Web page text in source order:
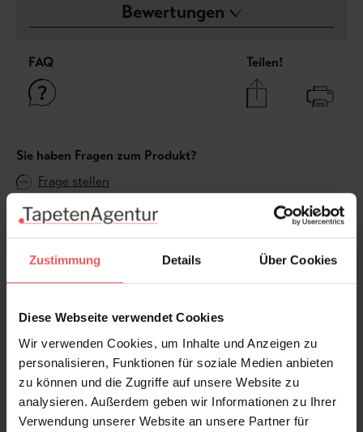
Zustimmung Details Über Cookies
Diese Webseite verwendet Cookies
Wir verwenden Cookies, um Inhalte und Anzeigen zu
personalisieren, Funktionen für soziale Medien anbieten
zu können und die Zugriffe auf unsere Website zu
analysieren. Außerdem geben wir Informationen zu Ihrer
Verwendung unserer Website an unsere Partner für
Bewertungen
FAQ Teilen!
Sie haben Fragen zum Produkt?
Frage stellen
+49 (0)221 932 81 82